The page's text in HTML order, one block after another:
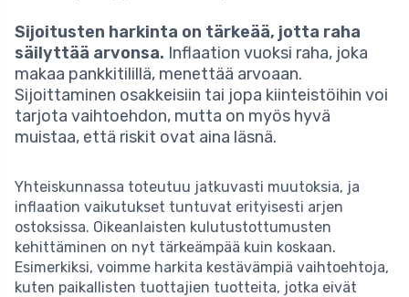
Sijoitusten harkinta on tärkeää, jotta raha
säilyttää arvonsa. Inflaation vuoksi raha, joka
makaa pankkitilillä, menettää arvoaan.
Sijoittaminen osakkeisiin tai jopa kiinteistöihin voi
tarjota vaihtoehdon, mutta on myös hyvä
muistaa, että riskit ovat aina läsnä.
Yhteiskunnassa toteutuu jatkuvasti muutoksia, ja
inflaation vaikutukset tuntuvat erityisesti arjen
ostoksissa. Oikeanlaisten kulutustottumusten
kehittäminen on nyt tärkeämpää kuin koskaan.
Esimerkiksi, voimme harkita kestävämpiä vaihtoehtoja,
kuten paikallisten tuottajien tuotteita, jotka eivät